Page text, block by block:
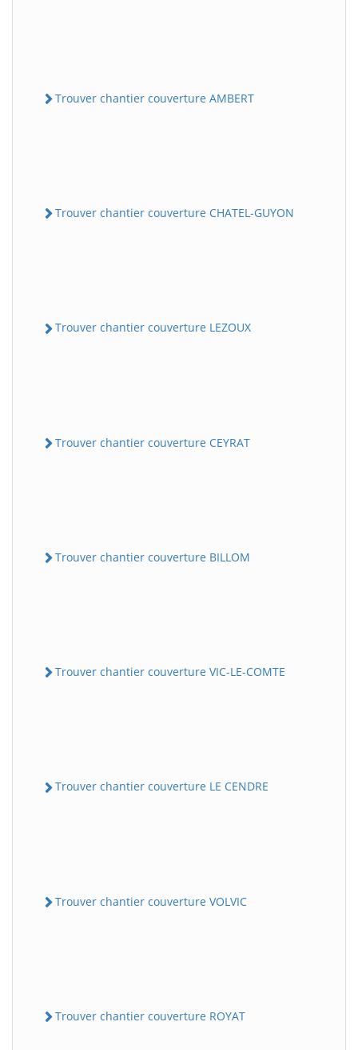
Trouver chantier couverture AMBERT
Trouver chantier couverture CHATEL-GUYON
Trouver chantier couverture LEZOUX
Trouver chantier couverture CEYRAT
Trouver chantier couverture BILLOM
Trouver chantier couverture VIC-LE-COMTE
Trouver chantier couverture LE CENDRE
Trouver chantier couverture VOLVIC
Trouver chantier couverture ROYAT